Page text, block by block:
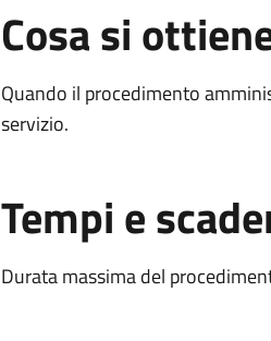
Cosa si
Quando il procedimento
servizio.
Tempi e
Durata massima del